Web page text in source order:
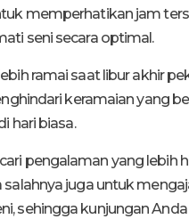
memperhatikan jam
seni secara optimal.
ramai saat libur akhir
keramaian yang
hari biasa.
pengalaman yang
salahnya juga untuk
sehingga kunjungan